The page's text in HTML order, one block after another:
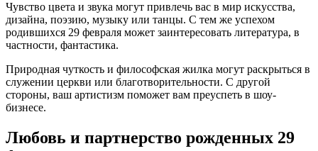
Чувство цвета и звука могут привлечь вас в мир искусства,
дизайна, поэзию, музыку или танцы. С тем же успехом
родившихся 29 февраля может заинтересовать литература, в
частности, фантастика.
Природная чуткость и философская жилка могут раскрыться в
служении церкви или благотворительности. С другой
стороны, ваш артистизм поможет вам преуспеть в шоу-
бизнесе.
Любовь и партнерство рожденных 29